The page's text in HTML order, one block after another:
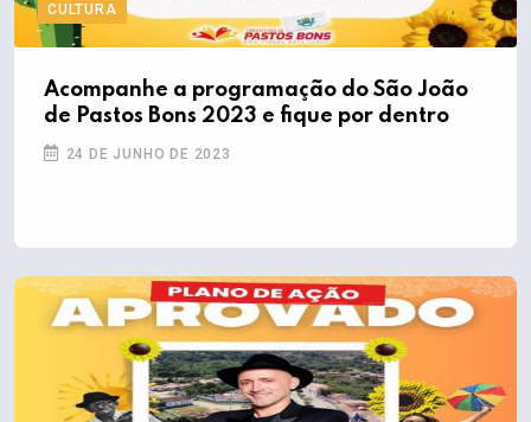
CULTURA
Acompanhe a programação do São João
de Pastos Bons 2023 e fique por dentro
24 DE JUNHO DE 2023